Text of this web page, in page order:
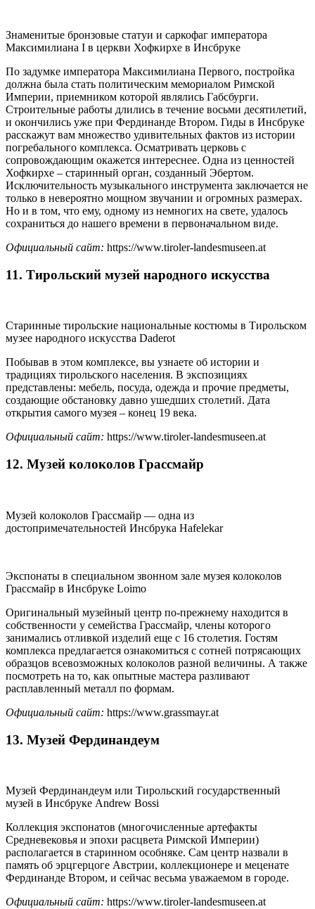
Знаменитые бронзовые статуи и саркофаг императора
Максимилиана I в церкви Хофкирхе в Инсбруке
По задумке императора Максимилиана Первого, постройка
должна была стать политическим мемориалом Римской
Империи, приемником которой являлись Габсбурги.
Строительные работы длились в течение восьми десятилетий,
и окончились уже при Фердинанде Втором. Гиды в Инсбруке
расскажут вам множество удивительных фактов из истории
погребального комплекса. Осматривать церковь с
сопровождающим окажется интереснее. Одна из ценностей
Хофкирхе – старинный орган, созданный Эбертом.
Исключительность музыкального инструмента заключается не
только в невероятно мощном звучании и огромных размерах.
Но и в том, что ему, одному из немногих на свете, удалось
сохраниться до нашего времени в первоначальном виде.
Официальный сайт: https://www.tiroler-landesmuseen.at
11. Тирольский музей народного искусства
Старинные тирольские национальные костюмы в Тирольском
музее народного искусства Daderot
Побывав в этом комплексе, вы узнаете об истории и
традициях тирольского населения. В экспозициях
представлены: мебель, посуда, одежда и прочие предметы,
создающие обстановку давно ушедших столетий. Дата
открытия самого музея – конец 19 века.
Официальный сайт: https://www.tiroler-landesmuseen.at
12. Музей колоколов Грассмайр
Музей колоколов Грассмайр — одна из
достопримечательностей Инсбрука Hafelekar
Экспонаты в специальном звонном зале музея колоколов
Грассмайр в Инсбруке Loimo
Оригинальный музейный центр по-прежнему находится в
собственности у семейства Грассмайр, члены которого
занимались отливкой изделий еще с 16 столетия. Гостям
комплекса предлагается ознакомиться с сотней потрясающих
образцов всевозможных колоколов разной величины. А также
посмотреть на то, как опытные мастера разливают
расплавленный металл по формам.
Официальный сайт: https://www.grassmayr.at
13. Музей Фердинандеум
Музей Фердинандеум или Тирольский государственный
музей в Инсбруке Andrew Bossi
Коллекция экспонатов (многочисленные артефакты
Средневековья и эпохи расцвета Римской Империи)
располагается в старинном особняке. Сам центр назвали в
память об эрцгерцоге Австрии, коллекционере и меценате
Фердинанде Втором, и сейчас весьма уважаемом в городе.
Официальный сайт: https://www.tiroler-landesmuseen.at